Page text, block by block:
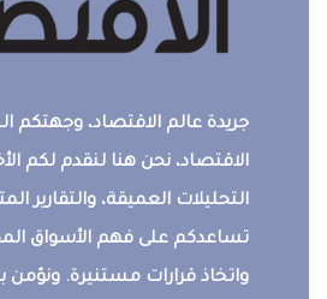
جريدة عالم الاقتصاد، وجهتكم
الاقتصاد، نحن هنا لنقدم لكم
التحليلات العميقة، والتقارير
تساعدكم على فهم الأسواق
واتخاذ قرارات مستنيرة. ونؤمن